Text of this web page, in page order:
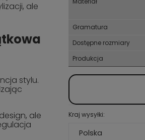
ale
stylu.
ale
Gramatura
Dostępne rozmiary
Produkcja
Kraj wysyłki: